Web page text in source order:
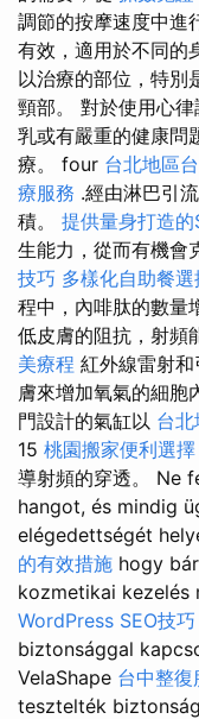
調節的按摩速度中進
有效，適用於不同的
以治療的部位，特別
頸部。 對於使用心
乳或有嚴重的健康問
療。 four 台北地區
療服務 .經由淋巴引
積。 提供量身打造的
生能力，從而有機會
技巧 多樣化自助餐選
程中，內啡肽的數量
低皮膚的阻抗，射頻
美療程 紅外線雷射
膚來增加氧氣的細胞
門設計的氣缸以 台
15 桃園搬家便利選擇
導射頻的穿透。 Ne
hangot, és mindig
elégedettségét
的有效措施 hogy
kozmetikai kezelés
WordPress SEO技巧
biztonsággal
VelaShape 台中整
tesztelték